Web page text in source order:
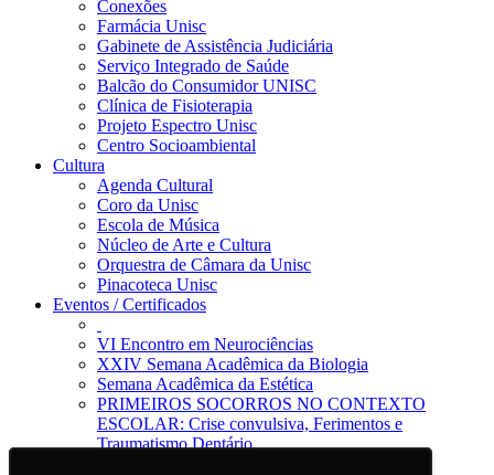
Conexões
Farmácia Unisc
Gabinete de Assistência Judiciária
Serviço Integrado de Saúde
Balcão do Consumidor UNISC
Clínica de Fisioterapia
Projeto Espectro Unisc
Centro Socioambiental
Cultura
Agenda Cultural
Coro da Unisc
Escola de Música
Núcleo de Arte e Cultura
Orquestra de Câmara da Unisc
Pinacoteca Unisc
Eventos / Certificados
VI Encontro em Neurociências
XXIV Semana Acadêmica da Biologia
Semana Acadêmica da Estética
PRIMEIROS SOCORROS NO CONTEXTO
ESCOLAR: Crise convulsiva, Ferimentos e
Traumatismo Dentário